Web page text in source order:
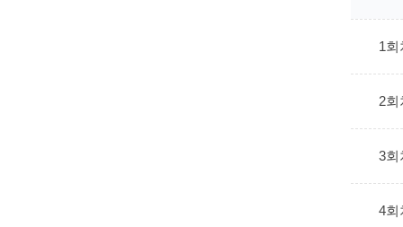
1회
2회
3회
4회